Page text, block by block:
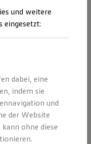
– mit dem
„Keyless Access“
sobald sich Ihre
Starten des
und weitere
eingesetzt:
dabei, eine
indem sie
und
der Website
ohne diese